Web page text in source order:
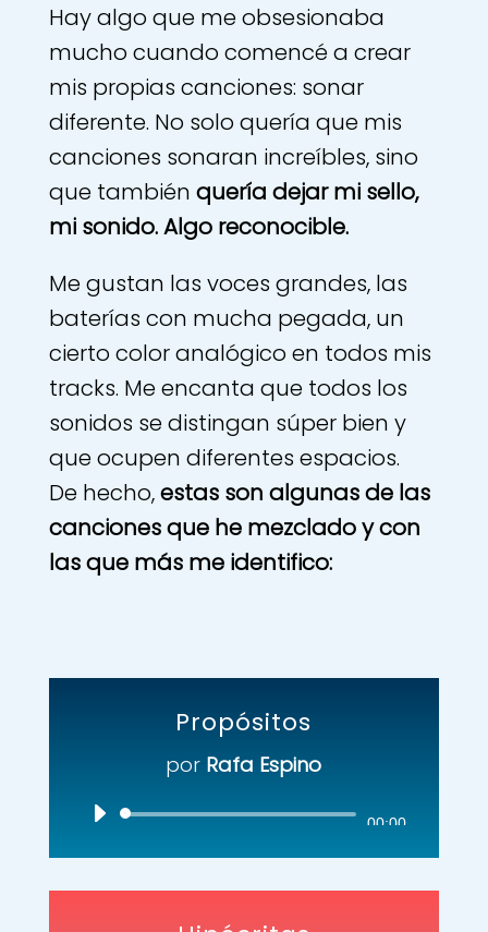
Hay algo que me obsesionaba
mucho cuando comencé a crear
mis propias canciones: sonar
diferente. No solo quería que mis
canciones sonaran increíbles, sino
que también quería dejar mi sello,
mi sonido. Algo reconocible.
Me gustan las voces grandes, las
baterías con mucha pegada, un
cierto color analógico en todos mis
tracks. Me encanta que todos los
sonidos se distingan súper bien y
que ocupen diferentes espacios.
De hecho,estas son algunas de las
canciones que he mezclado y con
las que más me identifico:
Propósitos
por Rafa Espino
Reproductor
de
audio
00:00